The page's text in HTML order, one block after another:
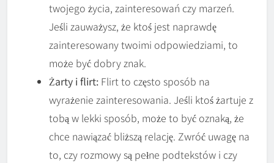
twojego życia, zainteresowań czy marzeń.
Jeśli zauważysz, że ktoś jest naprawdę
zainteresowany twoimi odpowiedziami, to
może być dobry znak.
Żarty i flirt: Flirt to często sposób na
wyrażenie zainteresowania. Jeśli ktoś żartuje z
tobą w lekki sposób, może to być oznaką, że
chce nawiązać bliższą relację. Zwróć uwagę na
to, czy rozmowy są pełne podtekstów i czy